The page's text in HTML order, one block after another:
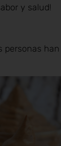
y salud!
personas